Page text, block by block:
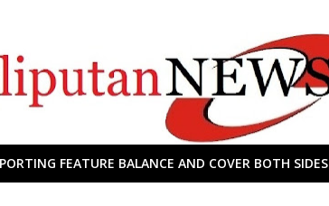
FEATURE BALANCE AND COVER BOTH SIDES